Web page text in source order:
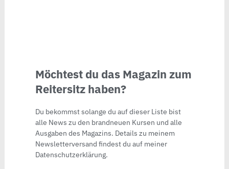
Möchtest du das Magazin zum
Reitersitz haben?
Du bekommst solange du auf dieser Liste bist
alle News zu den brandneuen Kursen und alle
Ausgaben des Magazins. Details zu meinem
Newsletterversand findest du auf meiner
Datenschutzerklärung.